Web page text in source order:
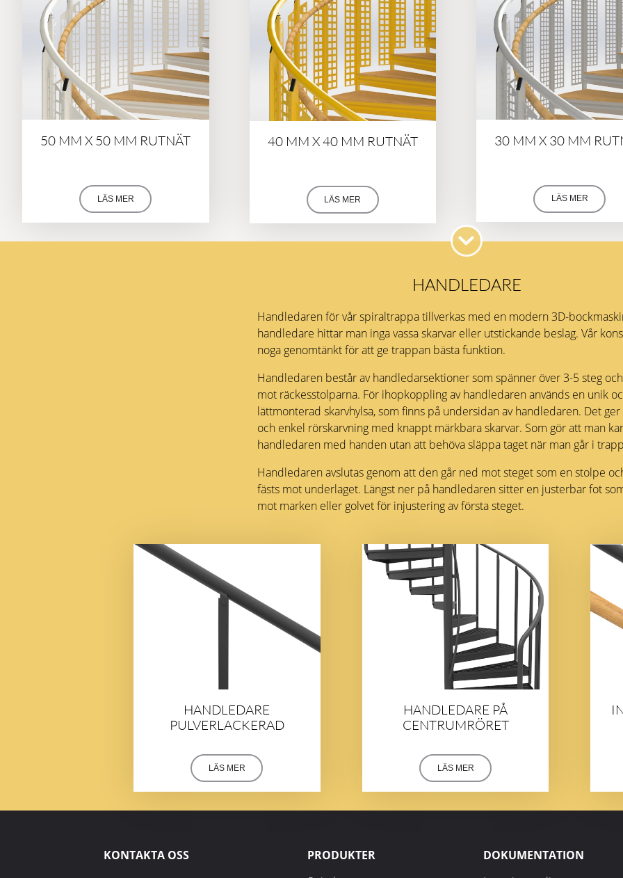
50 MM X 50 MM RUTNÄT
LÄS MER
40 MM X 40 MM RUTNÄT
LÄS MER
30 MM X 30 MM
LÄS MER
HANDLEDARE
Handledaren för vår spiraltrappa tillverkas med en modern 3D-
handledare hittar man inga vassa skarvar eller utstickande beslag. Vår
noga genomtänkt för att ge trappan bästa funktion.
Handledaren består av handledarsektioner som spänner över 3-5 steg
mot räckesstolparna. För ihopkoppling av handledaren används en unik
lättmonterad skarvhylsa, som finns på undersidan av handledaren. Det
och enkel rörskarvning med knappt märkbara skarvar. Som gör att man
handledaren med handen utan att behöva släppa taget när man går i
Handledaren avslutas genom att den går ned mot steget som en stolpe
fästs mot underlaget. Längst ner på handledaren sitter en justerbar fot
mot marken eller golvet för injustering av första steget.
HANDLEDARE
PULVERLACKERAD
LÄS MER
HANDLEDARE PÅ
CENTRUMRÖRET
LÄS MER
KONTAKTA OSS
PRODUKTER
DOKUMENTATION